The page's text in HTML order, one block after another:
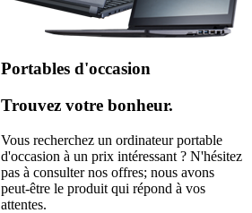
Portables d'occasion
Trouvez votre bonheur.
Vous recherchez un ordinateur portable
d'occasion à un prix intéressant ? N'hésitez
pas à consulter nos offres; nous avons
peut-être le produit qui répond à vos
attentes.